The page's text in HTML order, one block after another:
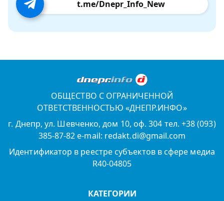
t.me/Dnepr_Info_New
ОБЩЕСТВО С ОГРАНИЧЕННОЙ
ОТВЕТСТВЕННОСТЬЮ «ДНЕПР.ИНФО»
г. Днепр, ул. Шевченко, дом 10, оф. 304 тел. +38 (093)
385-87-82 e-mail: redakt.di@gmail.com
Идентификатор в реестре субъектов в сфере медиа
R40-04805
КАТЕГОРИИ